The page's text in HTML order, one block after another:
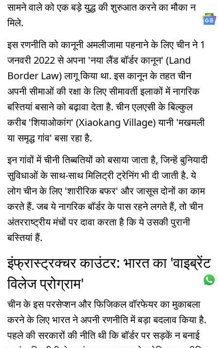
सामने वाले को एक बड़े युद्ध की शुरुआत करने का मौका न
मिले.
इस रणनीति को कानूनी अमलीजामा पहनाने के लिए चीन ने 1
जनवरी 2022 से अपना 'नया लैंड बॉर्डर कानून' (Land
Border Law) लागू किया था. इस कानून के तहत चीन
अपनी सीमाओं की रक्षा के लिए सीमावर्ती इलाकों में नागरिक
बस्तियां बसाने को बढ़ावा देता है. चीन एलएसी के बिल्कुल
करीब 'शियाओकांग' (Xiaokang Village) यानी 'मखमली
या समृद्ध गांव' बसा रहा है.
इन गांवों में चीनी तिब्बतियों को बसाया जाता है, जिन्हें बुनियादी
सुविधाओं के साथ-साथ मिलिट्री ट्रेनिंग भी दी जाती है. ये
लोग चीन के लिए 'शारीरिक बफर' और जासूस दोनों का काम
करते हैं. जब ये नागरिक बॉर्डर के पास रहने लगते हैं, तो चीन
अंतरराष्ट्रीय मंचों पर दावा करता है कि ये उसकी पुरानी
बस्तियां हैं.
इंफ्रास्ट्रक्चर काउंटर: भारत का 'वाइब्रेंट
विलेज प्रोग्राम'
चीन के इस परसेप्शन और फिजिकल वॉरफेयर का मुकाबला
करने के लिए भारत ने अपनी रणनीति में बड़ा बदलाव किया है.
पहले की सरकारों की नीति थी कि बॉर्डर पर सड़कें न बनाई